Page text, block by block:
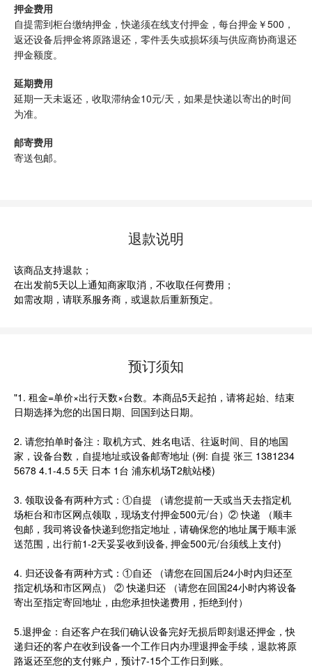
押金费用
自提需到柜台缴纳押金，快递须在线支付押金，每台押金￥500，
返还设备后押金将原路退还，零件丢失或损坏须与供应商协商退还
押金额度。
延期费用
延期一天未返还，收取滞纳金10元/天，如果是快递以寄出的时间
为准。
邮寄费用
寄送包邮。
退款说明
该商品支持退款；
在出发前5天以上通知商家取消，不收取任何费用；
如需改期，请联系服务商，或退款后重新预定。
预订须知
"1. 租金=单价×出行天数×台数。本商品5天起拍，请将起始、结束
日期选择为您的出国日期、回国到达日期。
2. 请您拍单时备注：取机方式、姓名电话、往返时间、目的地国
家，设备台数，自提地址或设备邮寄地址 (例: 自提 张三 1381234
5678 4.1-4.5 5天 日本 1台 浦东机场T2航站楼)
3. 领取设备有两种方式：①自提 （请您提前一天或当天去指定机
场柜台和市区网点领取，现场支付押金500元/台）② 快递 （顺丰
包邮，我司将设备快递到您指定地址，请确保您的地址属于顺丰派
送范围，出行前1-2天妥妥收到设备, 押金500元/台须线上支付)
4. 归还设备有两种方式：①自还 （请您在回国后24小时内归还至
指定机场和市区网点） ② 快递归还 （请您在回国24小时内将设备
寄出至指定寄回地址，由您承担快递费用，拒绝到付）
5.退押金：自还客户在我们确认设备完好无损后即刻退还押金，快
递归还的客户在收到设备一个工作日内办理退押金手续，退款将原
路返还至您的支付账户，预计7-15个工作日到账。